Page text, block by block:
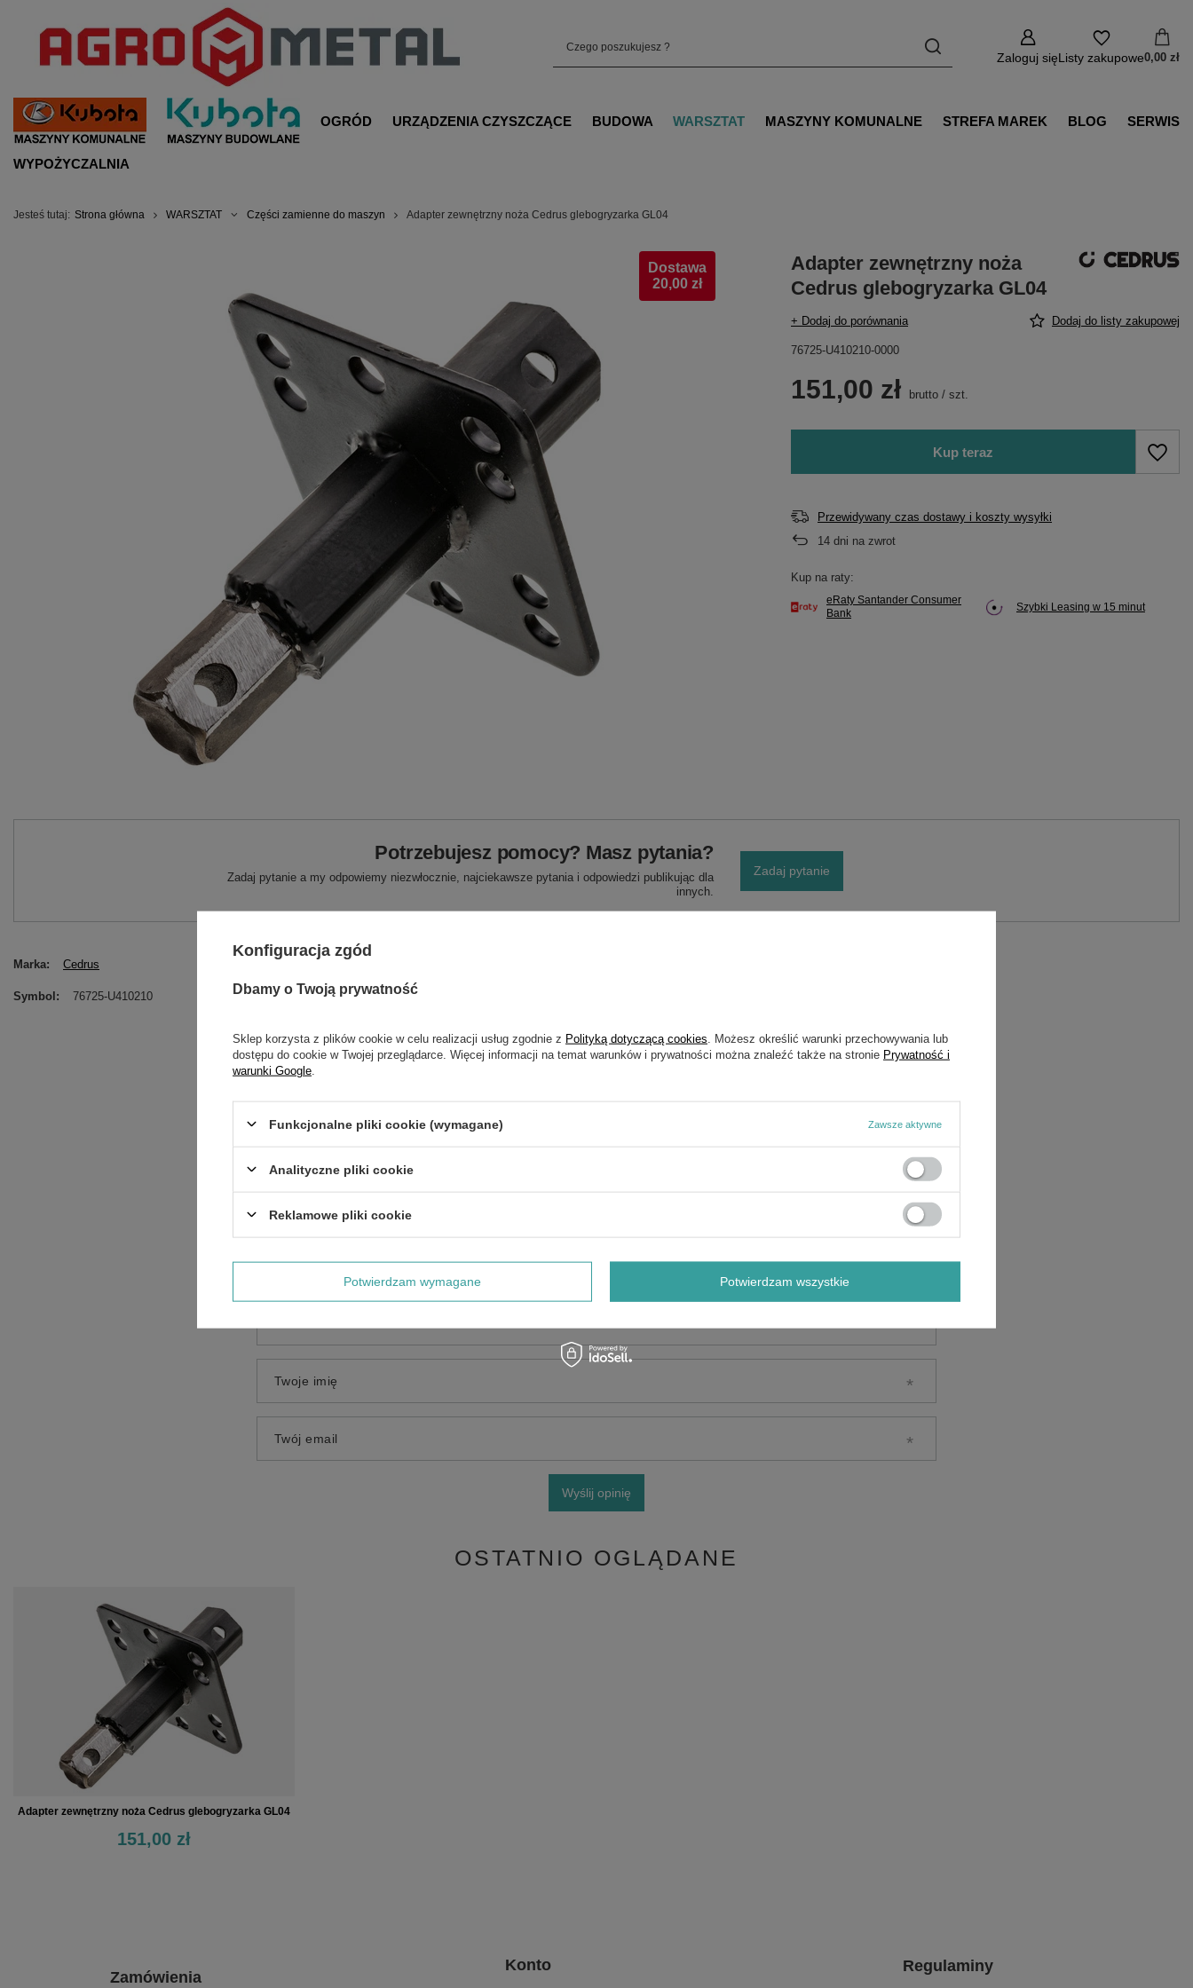
Zaloguj sięListy zakupowe0,00 zł
OGRÓD URZĄDZENIA CZYSZCZĄCE BUDOWA WARSZTAT MASZYNY KOMUNALNE STREFA MAREK BLOG SERWIS
WYPOŻYCZALNIA
Jesteś tutaj: Strona główna WARSZTAT Części zamienne do maszyn Adapter zewnętrzny noża Cedrus glebogryzarka GL04
Dostawa
20,00 zł
Adapter zewnętrzny noża
Cedrus glebogryzarka GL04
+ Dodaj do porównania Dodaj do listy zakupowej
76725-U410210-0000
151,00 zł brutto /szt.
Kup teraz
Przewidywany czas dostawy i koszty wysyłki
14 dni na zwrot
Kup na raty:
eRaty Santander Consumer
Bank
Szybki Leasing w 15 minut
Potrzebujesz pomocy? Masz pytania?
Zadaj pytanie a my odpowiemy niezwłocznie, najciekawsze pytania i odpowiedzi publikując dla
innych.
Zadaj pytanie
Marka Cedrus
Symbol 76725-U410210
Twoje imię
Twój email
Wyślij opinię
OSTATNIO OGLĄDANE
Adapter zewnętrzny noża Cedrus glebogryzarka GL04
151,00 zł
Zamówienia
Konto Regulaminy
Konfiguracja zgód
Dbamy o Twoją prywatność
Sklep korzysta z plików cookie w celu realizacji usług zgodnie z Polityką dotyczącą cookies . Możesz określić warunki przechowywania lub
dostępu do cookie w Twojej przeglądarce. Więcej informacji na temat warunków i prywatności można znaleźć także na stronie Prywatność i
warunki Google
Funkcjonalne pliki cookie (wymagane) Zawsze aktywne
Analityczne pliki cookie
Reklamowe pliki cookie
Potwierdzam wymagane Potwierdzam wszystkie